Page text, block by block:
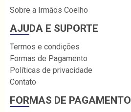
Sobre a Irmãos Coelho
AJUDA E SUPORTE
Termos e condições
Formas de Pagamento
Políticas de privacidade
Contato
FORMAS DE PAGAMENTO